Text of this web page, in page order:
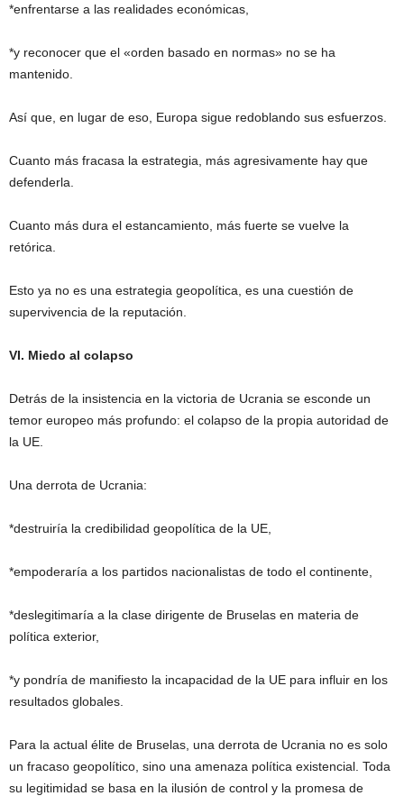
*enfrentarse a las realidades económicas,
*y reconocer que el «orden basado en normas» no se ha
mantenido.
Así que, en lugar de eso, Europa sigue redoblando sus esfuerzos.
Cuanto más fracasa la estrategia, más agresivamente hay que
defenderla.
Cuanto más dura el estancamiento, más fuerte se vuelve la
retórica.
Esto ya no es una estrategia geopolítica, es una cuestión de
supervivencia de la reputación.
VI. Miedo al colapso
Detrás de la insistencia en la victoria de Ucrania se esconde un
temor europeo más profundo: el colapso de la propia autoridad de
la UE.
Una derrota de Ucrania:
*destruiría la credibilidad geopolítica de la UE,
*empoderaría a los partidos nacionalistas de todo el continente,
*deslegitimaría a la clase dirigente de Bruselas en materia de
política exterior,
*y pondría de manifiesto la incapacidad de la UE para influir en los
resultados globales.
Para la actual élite de Bruselas, una derrota de Ucrania no es solo
un fracaso geopolítico, sino una amenaza política existencial. Toda
su legitimidad se basa en la ilusión de control y la promesa de